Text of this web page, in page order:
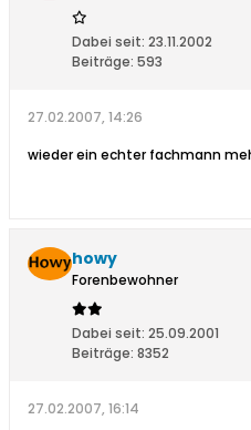
Dabei seit: 23.11.2002
Beiträge: 593
27.02.2007, 14:26
wieder ein echter fachmann
howy
Forenbewohner
Dabei seit: 25.09.2001
Beiträge: 8352
27.02.2007, 16:14